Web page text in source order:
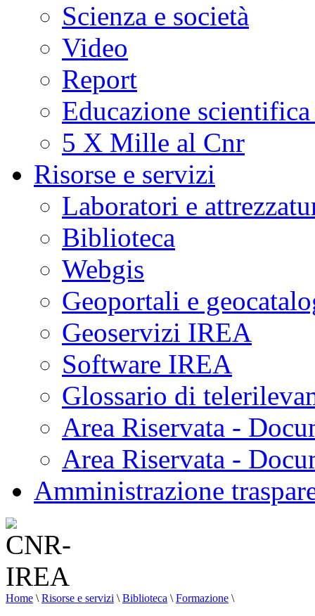
Scienza e società
Video
Report
Educazione
5 X Mille al Cnr
Risorse e servizi
Laboratori e
Biblioteca
Webgis
Geoportali e
Geoservizi IREA
Software IREA
Glossario di
Area Riservata -
Area Riservata -
Amministrazione
Home \ Risorse e servizi \ Biblioteca \ Formazione \